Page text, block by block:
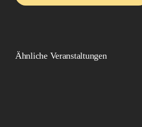
Ähnliche Veranstaltungen